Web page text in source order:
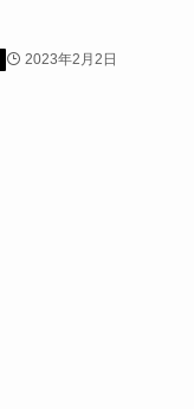
2023年2月2日